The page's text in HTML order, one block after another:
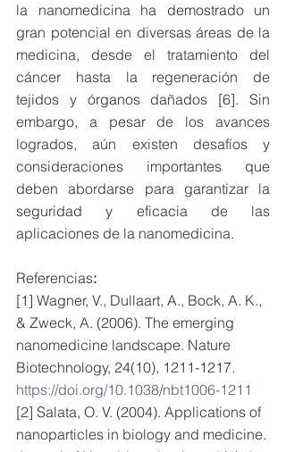
la nanomedicina ha demostrado un
gran potencial en diversas áreas de la
medicina, desde el tratamiento del
cáncer hasta la regeneración de
tejidos y órganos dañados [6]. Sin
embargo, a pesar de los avances
logrados, aún existen desafíos y
consideraciones importantes que
deben abordarse para garantizar la
seguridad y eficacia de las
aplicaciones de la nanomedicina.
Referencias:
[1] Wagner, V., Dullaart, A., Bock, A. K.,
& Zweck, A. (2006). The emerging
nanomedicine landscape. Nature
Biotechnology, 24(10), 1211-1217.
https://doi.org/10.1038/nbt1006-1211
[2] Salata, O. V. (2004). Applications of
nanoparticles in biology and medicine.